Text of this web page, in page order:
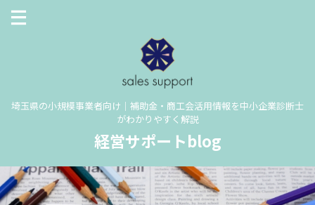
埼玉県の小規模事業者向け｜補助金・商工会活用情報を中小企業診断士
がわかりやすく解説
経営サポートblog